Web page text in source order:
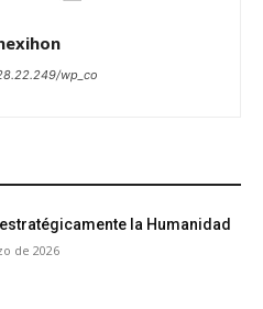
wp_co
la Humanidad
de 2026